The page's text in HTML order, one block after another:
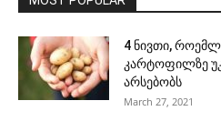
4 ნივთი,
კარტოფილზე
არსებობს
March 27, 2021